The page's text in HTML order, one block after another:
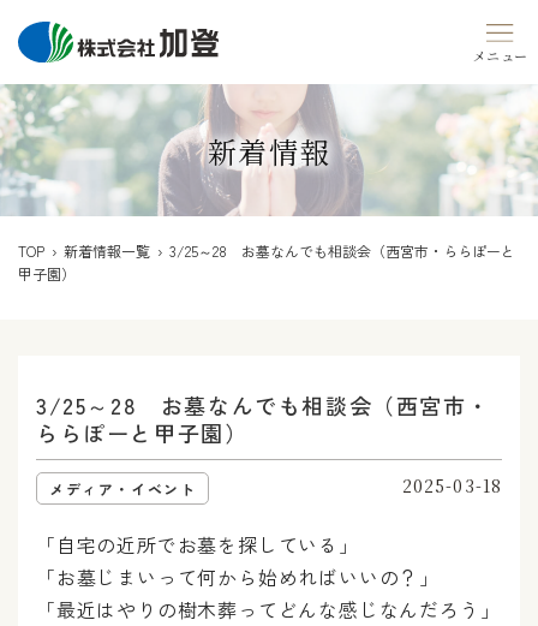
to
新着情報
TOP › 新着情報一覧 › 3/25～28 お墓なんでも相談会（西宮市・ららぽーと
甲子園）
3/25～28 お墓なんでも相談会（西宮市・
ららぽーと甲子園）
メディア・イベント 2025-03-18
「自宅の近所でお墓を探している」
「お墓じまいって何から始めればいいの？」
「最近はやりの樹木葬ってどんな感じなんだろう」